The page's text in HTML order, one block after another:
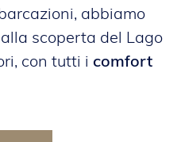
abbiamo
alla scoperta del Lago
con tutti i comfort